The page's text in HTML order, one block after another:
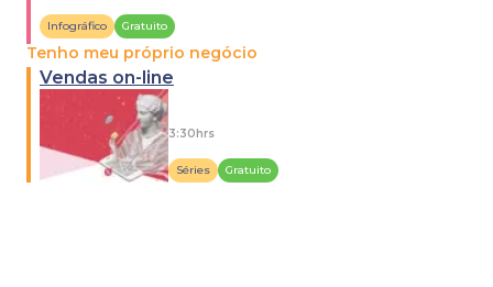
Infográfico Gratuito
Tenho meu próprio negócio
Vendas on-line
3:30hrs
Séries Gratuito